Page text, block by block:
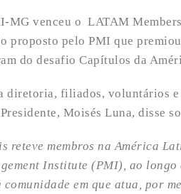
MG venceu o LATAM
proposto pelo PMI que
do desafio Capítulos da
diretoria, filiados, voluntários
Moisés Luna, disse
reteve membros na América
Institute (PMI), ao longo
em que atua, por